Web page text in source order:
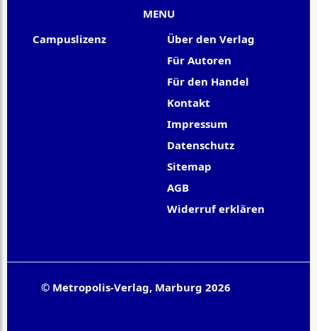
MENU
Campuslizenz
Über den Verlag
Für Autoren
Für den Handel
Kontakt
Impressum
Datenschutz
Sitemap
AGB
Widerruf erklären
© Metropolis-Verlag, Marburg 2026